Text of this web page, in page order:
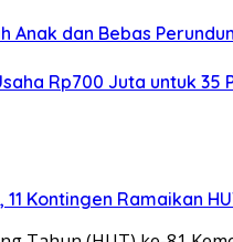
Anak dan Bebas
Rp700 Juta untuk 35
Kontingen Ramaikan